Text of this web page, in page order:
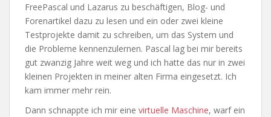
FreePascal und Lazarus zu beschäftigen, Blog- und
Forenartikel dazu zu lesen und ein oder zwei kleine
Testprojekte damit zu schreiben, um das System und
die Probleme kennenzulernen. Pascal lag bei mir bereits
gut zwanzig Jahre weit weg und ich hatte das nur in zwei
kleinen Projekten in meiner alten Firma eingesetzt. Ich
kam immer mehr rein.
Dann schnappte ich mir eine virtuelle Maschine, warf ein